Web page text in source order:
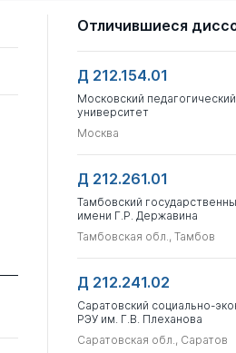
Отличившиеся
Д 212.154.01
Московский
университет
Москва
Д 212.261.01
Тамбовский
имени Г.Р. Державина
Тамбовская обл., Тамбов
Д 212.241.02
Саратовский социально-
РЭУ им. Г.В. Плеханова
Саратовская обл., Саратов